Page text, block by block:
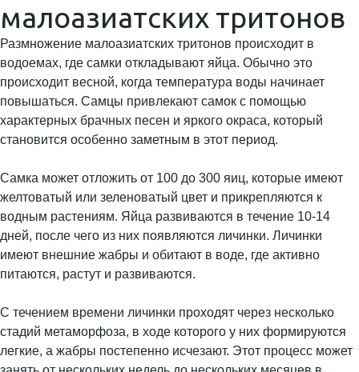
малоазиатских тритонов
Размножение малоазиатских тритонов происходит в
водоемах, где самки откладывают яйца. Обычно это
происходит весной, когда температура воды начинает
повышаться. Самцы привлекают самок с помощью
характерных брачных песен и яркого окраса, который
становится особенно заметным в этот период.
Самка может отложить от 100 до 300 яиц, которые имеют
желтоватый или зеленоватый цвет и прикрепляются к
водным растениям. Яйца развиваются в течение 10-14
дней, после чего из них появляются личинки. Личинки
имеют внешние жабры и обитают в воде, где активно
питаются, растут и развиваются.
С течением времени личинки проходят через несколько
стадий метаморфоза, в ходе которого у них формируются
легкие, а жабры постепенно исчезают. Этот процесс может